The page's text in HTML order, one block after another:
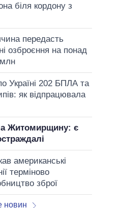
біля кордону з
передасть
озброєння на понад
Україні 202 БПЛА та
як відпрацювала
Житомирщину: є
американські
терміново
зброї
новин